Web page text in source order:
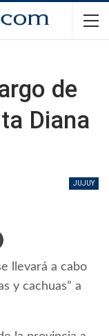
de
Diana
JUJUY
llevará a cabo
y cachuas” a